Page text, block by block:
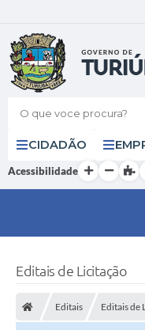
O que voce procura?
CIDADÃO
Acessibilidade
Editais de Licitação
Editais Editais de